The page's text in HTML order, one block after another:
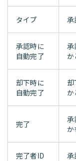
タイプ 承
承認時に
自動完了
承
か
却下時に
自動完了
か
完了
承
か
完了者ID 承